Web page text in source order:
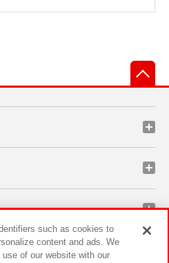
such as cookies to
content and ads. We
of our website with our